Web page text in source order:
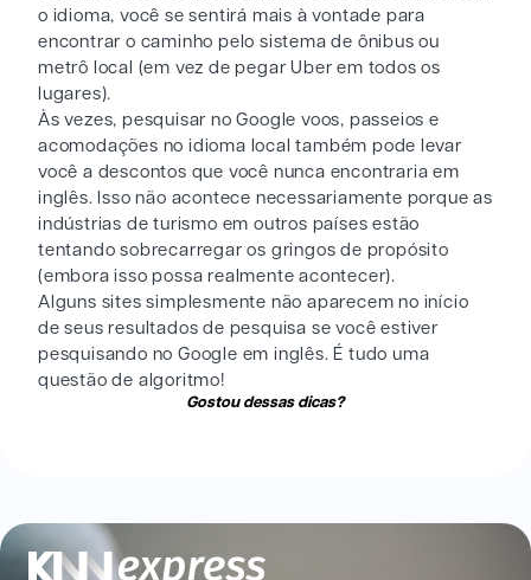
o idioma, você se sentirá mais à vontade para
encontrar o caminho pelo sistema de ônibus ou
metrô local (em vez de pegar Uber em todos os
lugares).
Às vezes, pesquisar no Google voos, passeios e
acomodações no idioma local também pode levar
você a descontos que você nunca encontraria em
inglês. Isso não acontece necessariamente porque as
indústrias de turismo em outros países estão
tentando sobrecarregar os gringos de propósito
(embora isso possa realmente acontecer).
Alguns sites simplesmente não aparecem no início
de seus resultados de pesquisa se você estiver
pesquisando no Google em inglês. É tudo uma
questão de algoritmo!
Gostou dessas dicas?